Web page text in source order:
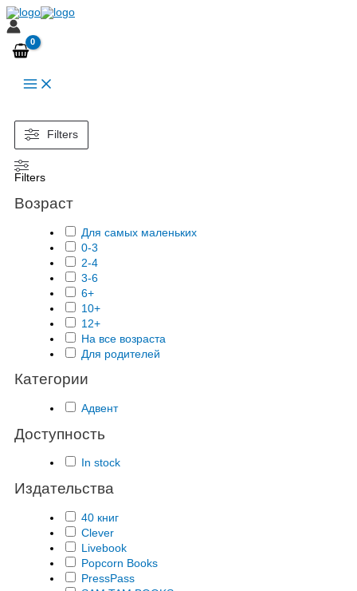
Перейти
к
содержимому
Filters
Filters
Возраст
Для самых маленьких
0-3
2-4
3-6
6+
10+
12+
На все возраста
Для родителей
Категории
Адвент
Доступность
In stock
Издательства
40 книг
Clever
Livebook
Popcorn Books
PressPass